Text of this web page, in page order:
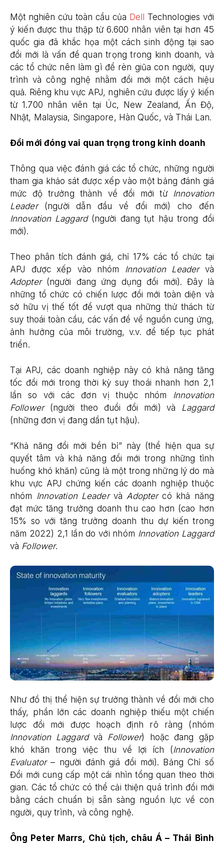
Một nghiên cứu toàn cầu của Dell Technologies với
ý kiến được thu thập từ 6.600 nhân viên tại hơn 45
quốc gia đã khắc họa một cách sinh động tại sao
đổi mới là vấn đề quan trọng trong kinh doanh, và
các tổ chức nên làm gì để rèn giũa con người, quy
trình và công nghệ nhằm đổi mới một cách hiệu
quả. Riêng khu vực APJ, nghiên cứu được lấy ý kiến
từ 1.700 nhân viên tại Úc, New Zealand, Ấn Độ,
Nhật, Malaysia, Singapore, Hàn Quốc, và Thái Lan.
Đổi mới đóng vai quan trọng trong kinh doanh
Thông qua việc đánh giá các tổ chức, những người
tham gia khảo sát được xếp vào một bảng đánh giá
mức độ trưởng thành về đổi mới từ Innovation
Leader(người dẫn đầu về đổi mới) cho đến
Innovation Laggard(người đang tụt hậu trong đổi
mới).
Theo phân tích đánh giá, chỉ 17% các tổ chức tại
APJ được xếp vào nhóm
Innovation Leadervà
Adopter(người đang ứng dụng đổi mới). Đây là
những tổ chức có chiến lược đổi mới toàn diện và
sở hữu vị thế tốt để vượt qua những thử thách từ
suy thoái toàn cầu, các vấn đề về nguồn cung ứng,
ảnh hưởng của môi trường, v.v. để tiếp tục phát
triển.
Tại APJ, các doanh nghiệp này có khả năng tăng
tốc đổi mới trong thời kỳ suy thoái nhanh hơn 2,1
lần so với các đơn vị thuộc nhóm Innovation
Follower(người theo đuổi đổi mới) và Laggard
(những đơn vị đang dần tụt hậu).
“Khả năng đổi mới bền bỉ” này (thể hiện qua sự
quyết tâm và khả năng đổi mới trong những tình
huống khó khăn) cũng là một trong những lý do mà
khu vực APJ chứng kiến các doanh nghiệp thuộc
nhóm Innovation Leadervà Adoptercó khả năng
đạt mức tăng trưởng doanh thu cao hơn (cao hơn
15% so với tăng trưởng doanh thu dự kiến trong
năm 2022) 2,1 lần do với nhóm Innovation Laggard
và Follower.
Như đồ thị thể hiện sự trưởng thành về đổi mới cho
thấy, phần lớn các doanh nghiệp thiếu một chiến
lược đổi mới được hoạch định rõ ràng (nhóm
Innovation Laggardvà Follower) hoặc đang gặp
khó khăn trong việc thu về lợi ích (Innovation
Evaluator– người đánh giá đổi mới). Bảng Chỉ số
Đổi mới cung cấp một cái nhìn tổng quan theo thời
gian. Các tổ chức có thể cải thiện quá trình đổi mới
bằng cách chuẩn bị sẵn sàng nguồn lực về con
người, quy trình, và công nghệ.
Ông Peter Marrs, Chủ tịch, châu Á – Thái Bình